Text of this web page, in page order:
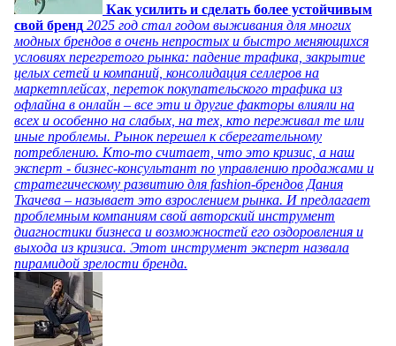
Как усилить и сделать более устойчивым
свой бренд 2025 год стал годом выживания для многих
модных брендов в очень непростых и быстро меняющихся
условиях перегретого рынка: падение трафика, закрытие
целых сетей и компаний, консолидация селлеров на
маркетплейсах, переток покупательского трафика из
офлайна в онлайн – все эти и другие факторы влияли на
всех и особенно на слабых, на тех, кто переживал те или
иные проблемы. Рынок перешел к сберегательному
потреблению. Кто-то считает, что это кризис, а наш
эксперт - бизнес-консультант по управлению продажами и
стратегическому развитию для fashion-брендов Дания
Ткачева – называет это взрослением рынка. И предлагает
проблемным компаниям свой авторский инструмент
диагностики бизнеса и возможностей его оздоровления и
выхода из кризиса. Этот инструмент эксперт назвала
пирамидой зрелости бренда.